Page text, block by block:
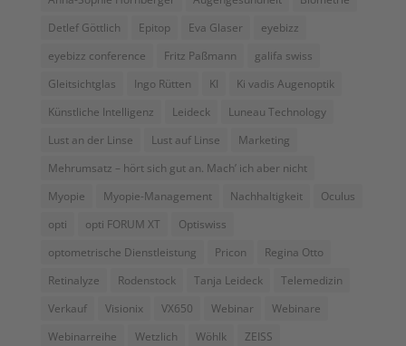
Detlef Göttlich
Epitop Eva Glaser
eyebizz
eyebizz conference
Fritz Paßmann
galifa swiss
Gleitsichtglas
Ingo Rütten KI
Ki vadis Augenoptik
Künstliche Intelligenz
Leideck
Luneau Technology
Lust an der Linse
Lust auf Linse
Marketing
Mehrumsatz – hört sich gut an. Mach’ ich aber nicht
Myopie
Myopie-Management Nachhaltigkeit
Oculus
opti
opti FORUM XT
Optiswiss
optometrische Dienstleistung
Pricon
Regina Otto
Retinalyze
Rodenstock Tanja Leideck
Telemedizin
Verkauf
Visionix VX650 Webinar
Webinare
Webinarreihe
Wetzlich Wöhlk
ZEISS